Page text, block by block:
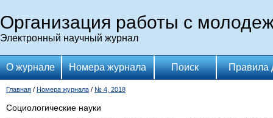
Организация работы с
Электронный научный журнал
О журнале Номера журнала Поиск Правила
Главная / Номера журнала / № 4, 2018
Социологические науки